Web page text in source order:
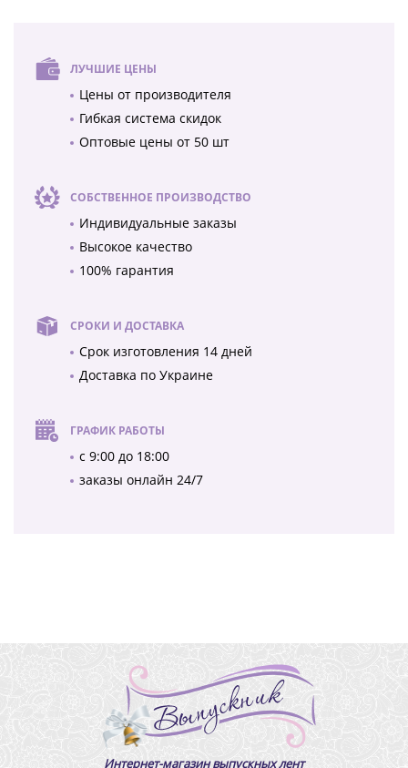
ЛУЧШИЕ ЦЕНЫ
Цены от производителя
Гибкая система скидок
Оптовые цены от 50 шт
СОБСТВЕННОЕ ПРОИЗВОДСТВО
Индивидуальные заказы
Высокое качество
100% гарантия
СРОКИ И ДОСТАВКА
Срок изготовления 14 дней
Доставка по Украине
ГРАФИК РАБОТЫ
с 9:00 до 18:00
заказы онлайн 24/7
Интернет-магазин выпускных лент